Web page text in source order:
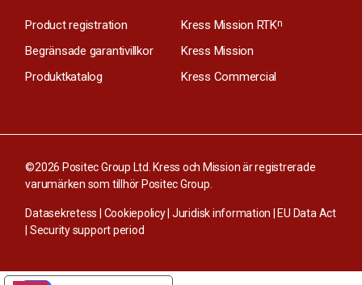
Product registration
Begränsade garantivillkor
Produktkatalog
Kress Mission RTKn
Kress Mission
Kress Commercial
©2026 Positec Group Ltd. Kress och Mission är registrerade
varumärken som tillhör Positec Group.
Datasekretess | Cookiepolicy| Juridisk information |EU Data Act
| Security support period